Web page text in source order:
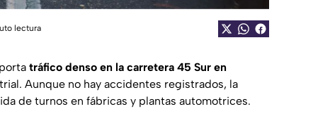
lectura
tráfico denso en la carretera 45 Sur en
Aunque no hay accidentes registrados, la
de turnos en fábricas y plantas automotrices.